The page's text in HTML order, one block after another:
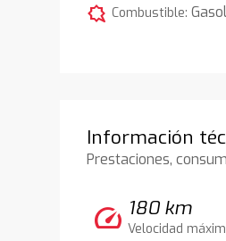
comic_bubble Combustible:
Información
Prestaciones,
speed 180 km
Velocidad